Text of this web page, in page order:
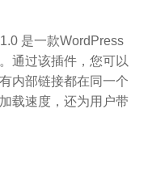
是一款WordPress
通过该插件，您可以
内部链接都在同一个
载速度，还为用户带